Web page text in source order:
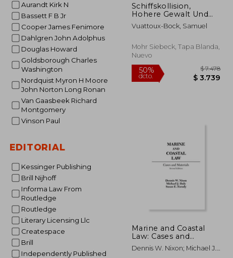
Aurandt Kirk N
Bassett F B Jr
Cooper James Fenimore
Dahlgren John Adolphus
Douglas Howard
Goldsborough Charles
Washington
Nordquist Myron H Moore
John Norton Long Ronan
Van Gaasbeek Richard
Montgomery
Vinson Paul
EDITORIAL
Kessinger Publishing
Brill Nijhoff
Informa Law From
Routledge
Routledge
Literary Licensing Llc
Createspace
Brill
Independently Published
Schiffskollision,
Hohere Gewalt Und
Autonome Schifffahrt:
Eine Deutsch-
Untersuchung (en
Alemán)
Vuattoux-Bock, Samuel
Mohr Siebeck, Tapa Blanda,
Nuevo
50%
dcto.
Marine and Coastal
Law: Cases and
Materials, 2nd Edition
(en Inglés)
Dennis W. Nixon; Michael J.